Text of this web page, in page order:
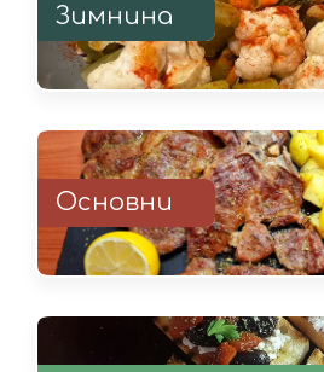
Зимнина
Основни